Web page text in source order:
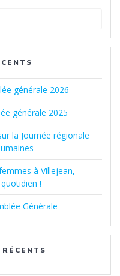
générale 2026
générale 2025
la Journée régionale
à Villejean,
!
Générale